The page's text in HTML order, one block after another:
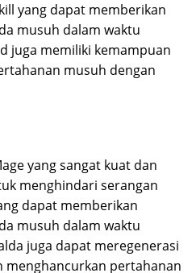
yang dapat memberikan
musuh dalam waktu
juga memiliki kemampuan
musuh dengan
yang sangat kuat dan
menghindari serangan
dapat memberikan
musuh dalam waktu
juga dapat meregenerasi
menghancurkan pertahanan